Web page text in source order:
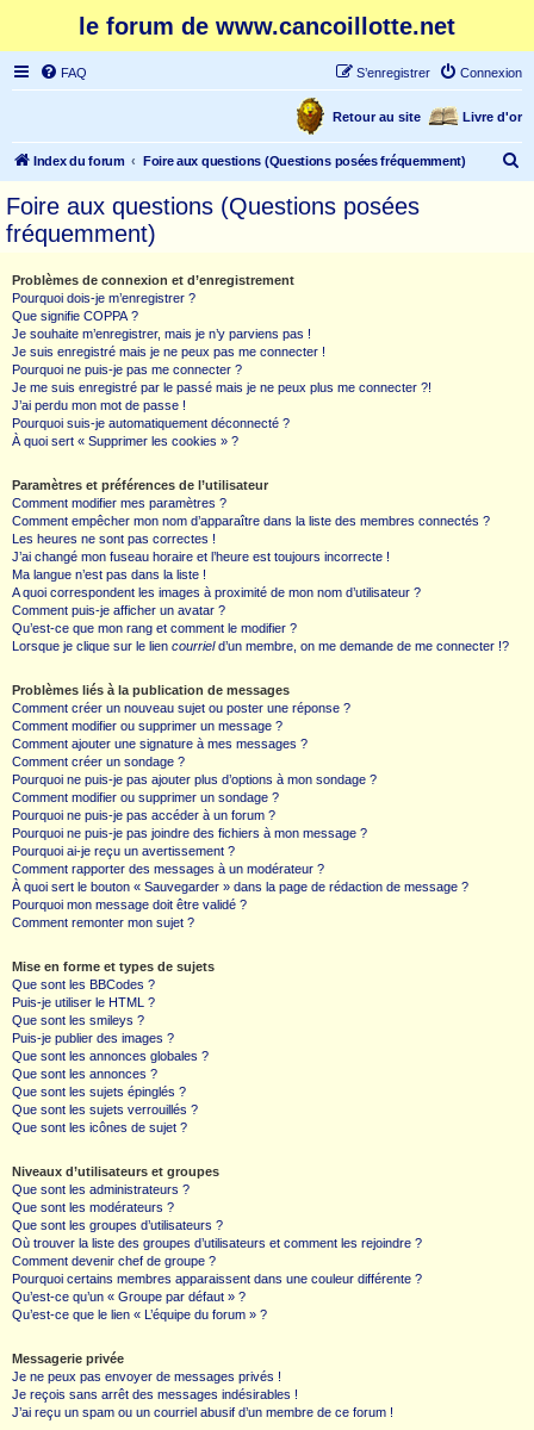
le forum de www.cancoillotte.net
FAQ Connexion
S’enregistrer
Livre d'or
Retour au site
Index du forum Foire aux questions (Questions posées fréquemment)
Foire aux questions (Questions posées
fréquemment)
Problèmes de connexion et d’enregistrement
Pourquoi dois-je m’enregistrer ?
Que signifie COPPA ?
Je souhaite m’enregistrer, mais je n’y parviens pas !
Je suis enregistré mais je ne peux pas me connecter !
Pourquoi ne puis-je pas me connecter ?
Je me suis enregistré par le passé mais je ne peux plus me connecter ?!
J’ai perdu mon mot de passe !
Pourquoi suis-je automatiquement déconnecté ?
À quoi sert « Supprimer les cookies » ?
Paramètres et préférences de l’utilisateur
Comment modifier mes paramètres ?
Comment empêcher mon nom d’apparaître dans la liste des membres connectés ?
Les heures ne sont pas correctes !
J’ai changé mon fuseau horaire et l’heure est toujours incorrecte !
Ma langue n’est pas dans la liste !
A quoi correspondent les images à proximité de mon nom d’utilisateur ?
Comment puis-je afficher un avatar ?
Qu’est-ce que mon rang et comment le modifier ?
Lorsque je clique sur le lien courrield’un membre, on me demande de me connecter !?
Problèmes liés à la publication de messages
Comment créer un nouveau sujet ou poster une réponse ?
Comment modifier ou supprimer un message ?
Comment ajouter une signature à mes messages ?
Comment créer un sondage ?
Pourquoi ne puis-je pas ajouter plus d’options à mon sondage ?
Comment modifier ou supprimer un sondage ?
Pourquoi ne puis-je pas accéder à un forum ?
Pourquoi ne puis-je pas joindre des fichiers à mon message ?
Pourquoi ai-je reçu un avertissement ?
Comment rapporter des messages à un modérateur ?
À quoi sert le bouton « Sauvegarder » dans la page de rédaction de message ?
Pourquoi mon message doit être validé ?
Comment remonter mon sujet ?
Mise en forme et types de sujets
Que sont les BBCodes ?
Puis-je utiliser le HTML ?
Que sont les smileys ?
Puis-je publier des images ?
Que sont les annonces globales ?
Que sont les annonces ?
Que sont les sujets épinglés ?
Que sont les sujets verrouillés ?
Que sont les icônes de sujet ?
Niveaux d’utilisateurs et groupes
Que sont les administrateurs ?
Que sont les modérateurs ?
Que sont les groupes d’utilisateurs ?
Où trouver la liste des groupes d’utilisateurs et comment les rejoindre ?
Comment devenir chef de groupe ?
Pourquoi certains membres apparaissent dans une couleur différente ?
Qu’est-ce qu’un « Groupe par défaut » ?
Qu’est-ce que le lien « L’équipe du forum » ?
Messagerie privée
Je ne peux pas envoyer de messages privés !
Je reçois sans arrêt des messages indésirables !
J’ai reçu un spam ou un courriel abusif d’un membre de ce forum !